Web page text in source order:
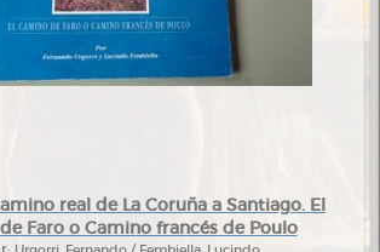
real de La Coruña a Santiago. El
Faro o Camino francés de Poulo